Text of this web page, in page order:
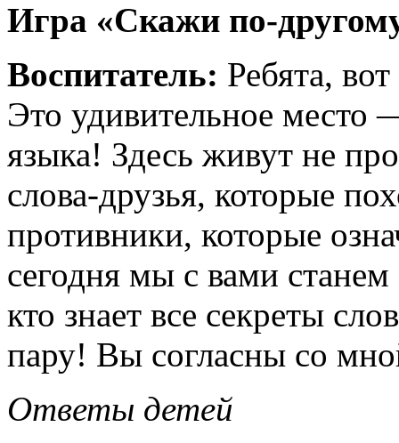
Игра «Скажи по-
Воспитатель: Ребята,
Это удивительное
языка! Здесь живут не
слова-друзья, которые
противники, которые
сегодня мы с вами
кто знает все секреты
пару! Вы согласны со
Ответы детей